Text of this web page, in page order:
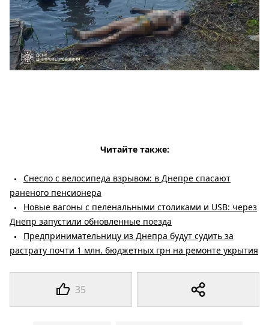
35
Читайте также:
Снесло с велосипеда взрывом: в Днепре спасают
раненого пенсионера
Новые вагоны с пеленальными столиками и USB: через
Днепр запустили обновленные поезда
Предпринимательницу из Днепра будут судить за
растрату почти 1 млн. бюджетных грн на ремонте укрытия